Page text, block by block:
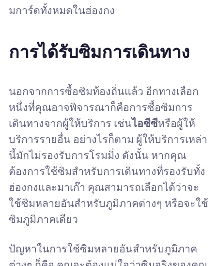
มการ์ดทั้งหมดในฮ่องกง
การได้รับซิมการเดินทาง
นอกจากการซื้อซิมท้องถิ่นแล้ว อีกทางเลือก
หนึ่งที่คุณอาจพิจารณาก็คือการซื้อซิมการ
เดินทางจากผู้ให้บริการ เช่นไอซีซีหรือผู้ให้
บริการรายอื่น อย่างไรก็ตาม ผู้ให้บริการเหล่า
นี้มักไม่รองรับการโรมมิ่ง ดังนั้น หากคุณ
ต้องการใช้ซิมสำหรับการเดินทางที่รองรับทั้ง
ฮ่องกงและมาเก๊า คุณสามารถเลือกได้ว่าจะ
ใช้ซิมหลายอันสำหรับภูมิภาคต่างๆ หรือจะใช้
ซิมภูมิภาคเดียว
ปัญหาในการใช้ซิมหลายอันสำหรับภูมิภาค